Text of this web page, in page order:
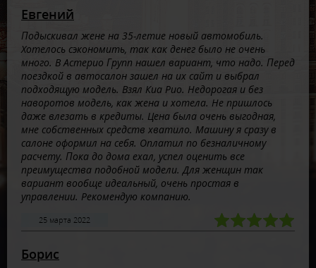
Евгений
Подыскивал жене на 35-летие новый автомобиль.
Хотелось сэкономить, так как денег было не очень
много. В Астерио Групп нашел вариант, что надо. Перед
поездкой в автосалон зашел на их сайт и выбрал
подходящую модель. Взял Киа Рио. Недорогая и без
наворотов модель, как жена и хотела. Не пришлось
даже влезать в кредиты. Цена была очень выгодная,
мне собственных средств хватило. Машину я сразу в
салоне оформил на себя. Оплатил по безналичному
расчету. Пока до дома ехал, успел оценить все
преимущества подобной модели. Для женщин так
вариант вообще идеальный, очень простая в
управлении. Рекомендую компанию.
25 марта 2022
Борис